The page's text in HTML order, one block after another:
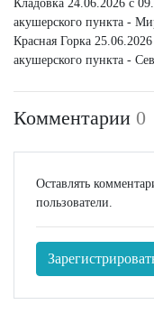
Кладовка 24.06.2026 с
акушерского пункта -
Красная Горка
акушерского пункта -
Комментарии 0
Оставлять
пользователи.